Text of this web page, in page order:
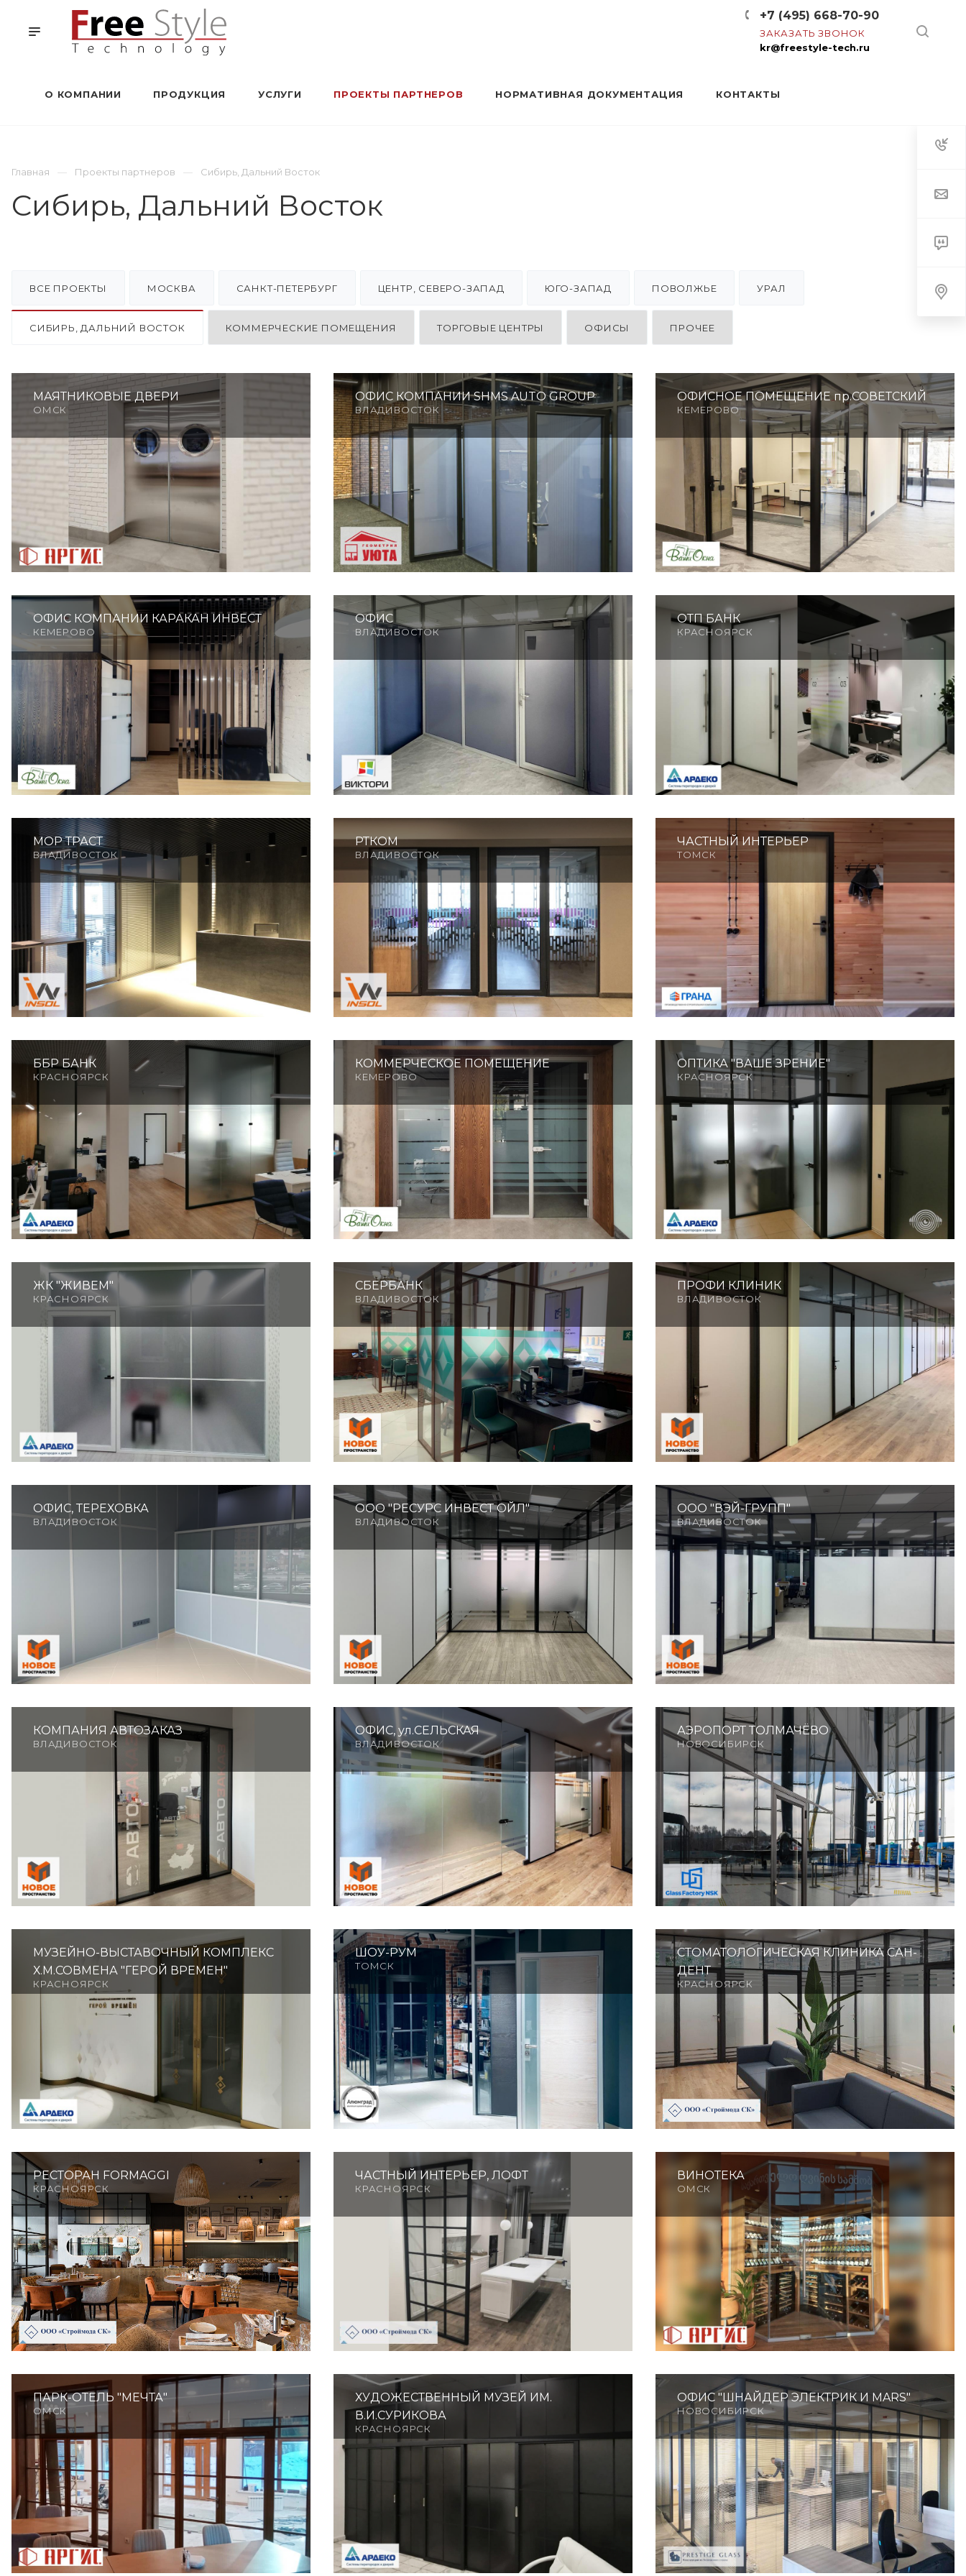
+7 (495) 668-70-90
ЗАКАЗАТЬ ЗВОНОК
kr@freestyle-tech.ru
О КОМПАНИИ ПРОДУКЦИЯ УСЛУГИ ПРОЕКТЫ ПАРТНЕРОВ НОРМАТИВНАЯ ДОКУМЕНТАЦИЯ КОНТАКТЫ
Главная Проекты партнеров Сибирь, Дальний Восток
Сибирь, Дальний Восток
ВСЕ ПРОЕКТЫ МОСКВА САНКТ-ПЕТЕРБУРГ ЦЕНТР, СЕВЕРО-ЗАПАД ЮГО-ЗАПАД ПОВОЛЖЬЕ УРАЛ
СИБИРЬ, ДАЛЬНИЙ ВОСТОК КОММЕРЧЕСКИЕ ПОМЕЩЕНИЯ ТОРГОВЫЕ ЦЕНТРЫ ОФИСЫ ПРОЧЕЕ
МАЯТНИКОВЫЕ ДВЕРИ
ОМСК
ОФИС КОМПАНИИ SHMS AUTO GROUP
ВЛАДИВОСТОК
ОФИСНОЕ ПОМЕЩЕНИЕ пр.СОВЕТСКИЙ
КЕМЕРОВО
ОФИС КОМПАНИИ КАРАКАН ИНВЕСТ
КЕМЕРОВО
ОФИС
ВЛАДИВОСТОК
ОТП БАНК
КРАСНОЯРСК
МОР ТРАСТ
ВЛАДИВОСТОК
РТКОМ
ВЛАДИВОСТОК
ЧАСТНЫЙ ИНТЕРЬЕР
ТОМСК
ББР БАНК
КРАСНОЯРСК
КОММЕРЧЕСКОЕ ПОМЕЩЕНИЕ
КЕМЕРОВО
ОПТИКА "ВАШЕ ЗРЕНИЕ"
КРАСНОЯРСК
ЖК "ЖИВЕМ"
КРАСНОЯРСК
СБЕРБАНК
ВЛАДИВОСТОК
ПРОФИ КЛИНИК
ВЛАДИВОСТОК
ОФИС, ТЕРЕХОВКА
ВЛАДИВОСТОК
ООО "РЕСУРС ИНВЕСТ ОЙЛ"
ВЛАДИВОСТОК
ООО "ВЭЙ-ГРУПП"
ВЛАДИВОСТОК
КОМПАНИЯ АВТОЗАКАЗ
ВЛАДИВОСТОК
ОФИС, ул.СЕЛЬСКАЯ
ВЛАДИВОСТОК
АЭРОПОРТ ТОЛМАЧЁВО
НОВОСИБИРСК
МУЗЕЙНО-ВЫСТАВОЧНЫЙ КОМПЛЕКС
Х.М.СОВМЕНА "ГЕРОЙ ВРЕМЕН"
КРАСНОЯРСК
ШОУ-РУМ
ТОМСК
СТОМАТОЛОГИЧЕСКАЯ КЛИНИКА САН-
ДЕНТ
КРАСНОЯРСК
РЕСТОРАН FORMAGGI
КРАСНОЯРСК
ЧАСТНЫЙ ИНТЕРЬЕР, ЛОФТ
КРАСНОЯРСК
ВИНОТЕКА
ОМСК
ПАРК-ОТЕЛЬ "МЕЧТА"
ОМСК
ХУДОЖЕСТВЕННЫЙ МУЗЕЙ ИМ.
В.И.СУРИКОВА
КРАСНОЯРСК
ОФИС "ШНАЙДЕР ЭЛЕКТРИК И MARS"
НОВОСИБИРСК